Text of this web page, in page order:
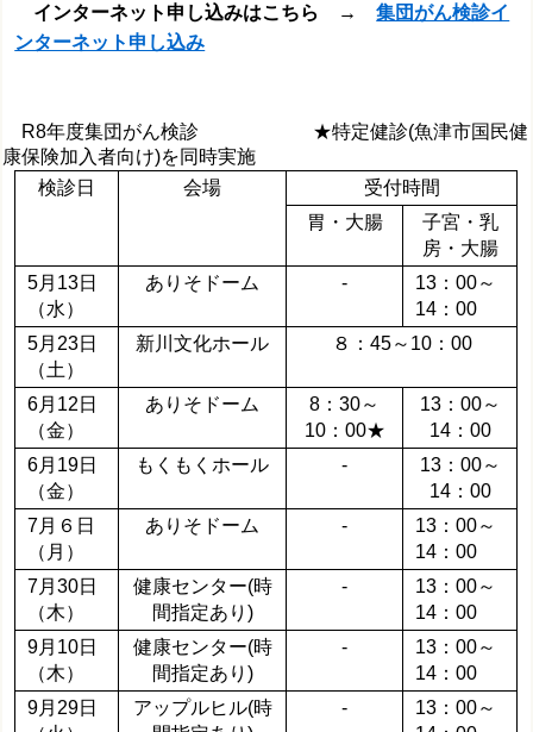
インターネット申し込みはこちら →集団がん検診イ
ンターネット申し込み
R8年度集団がん検診 ★特定健診(魚津市国民健
康保険加入者向け)を同時実施
検診日
会場
受付時間
胃・大腸
子宮・乳
房・大腸
5月13日
（水）
ありそドーム -
13：00～
14：00
5月23日
（土）
新川文化ホール ８：45～10：00
6月12日
（金）
ありそドーム
8：30～
10：00★
13：00～
14：00
6月19日
（金）
もくもくホール -
13：00～
14：00
7月６日
（月）
ありそドーム -
13：00～
14：00
7月30日
（木）
健康センター(時
間指定あり)
-
13：00～
14：00
9月10日
（木）
健康センター(時
間指定あり)
-
13：00～
14：00
9月29日
アップルヒル(時
-
13：00～